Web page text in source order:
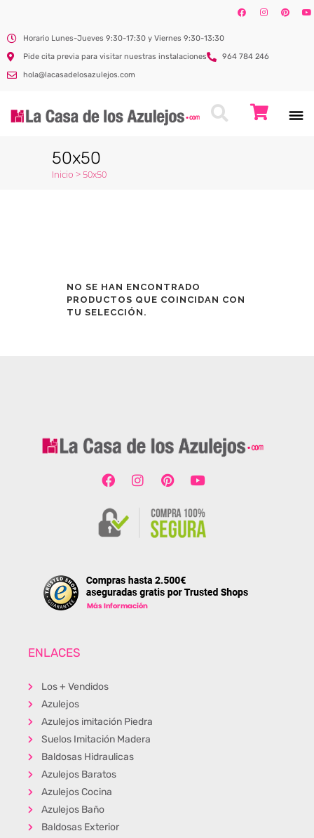
Horario Lunes-Jueves 9:30-17:30 y Viernes 9:30-13:30
Pide cita previa para visitar nuestras instalaciones
964 784 246
hola@lacasadelosazulejos.com
50x50
Inicio > 50x50
NO SE HAN ENCONTRADO
PRODUCTOS QUE COINCIDAN CON
TU SELECCIÓN.
ENLACES
Los + Vendidos
Azulejos
Azulejos imitación Piedra
Suelos Imitación Madera
Baldosas Hidraulicas
Azulejos Baratos
Azulejos Cocina
Azulejos Baño
Baldosas Exterior